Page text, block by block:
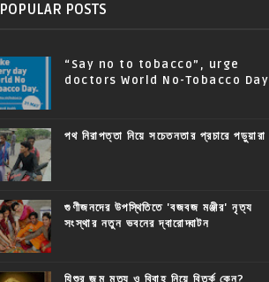
POPULAR POSTS
“Say no to tobacco”, urge
doctors World No-Tobacco Day
পথ নিরাপত্তা নিয়ে সচেতনতার প্রচারে পড়ুয়ারা
গুণীজনদের উপস্থিতিতে 'বজবজ মঞ্জীর' নৃত্য
সংস্থার নতুন ভবনের দ্বারোদ্ঘাটন